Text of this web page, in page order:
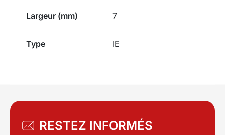
Largeur (mm) 7
Type IE
RESTEZ INFORMÉS